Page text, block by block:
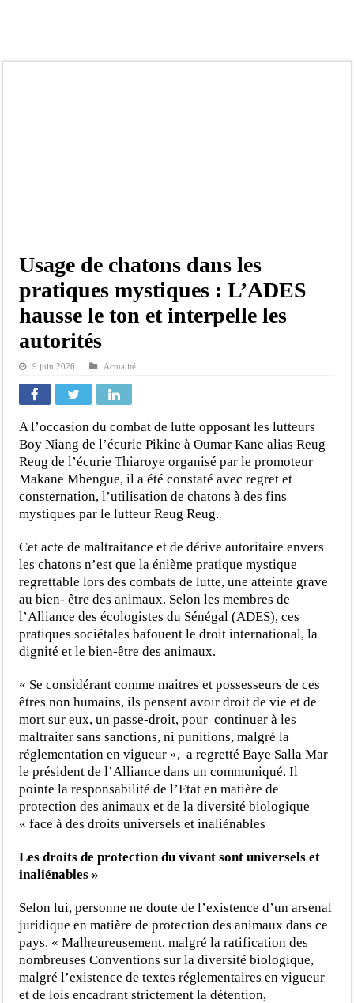
Usage de chatons dans les
pratiques mystiques : L’ADES
hausse le ton et interpelle les
autorités
9 juin 2026 Actualité
A l’occasion du combat de lutte opposant les lutteurs
Boy Niang de l’écurie Pikine à Oumar Kane alias Reug
Reug de l’écurie Thiaroye organisé par le promoteur
Makane Mbengue, il a été constaté avec regret et
consternation, l’utilisation de chatons à des fins
mystiques par le lutteur Reug Reug.
Cet acte de maltraitance et de dérive autoritaire envers
les chatons n’est que la énième pratique mystique
regrettable lors des combats de lutte, une atteinte grave
au bien- être des animaux. Selon les membres de
l’Alliance des écologistes du Sénégal (ADES), ces
pratiques sociétales bafouent le droit international, la
dignité et le bien-être des animaux.
« Se considérant comme maitres et possesseurs de ces
êtres non humains, ils pensent avoir droit de vie et de
mort sur eux, un passe-droit, pour continuer à les
maltraiter sans sanctions, ni punitions, malgré la
réglementation en vigueur », a regretté Baye Salla Mar
le président de l’Alliance dans un communiqué. Il
pointe la responsabilité de l’Etat en matière de
protection des animaux et de la diversité biologique
« face à des droits universels et inaliénables
Les droits de protection du vivant sont universels et
inaliénables »
Selon lui, personne ne doute de l’existence d’un arsenal
juridique en matière de protection des animaux dans ce
pays. « Malheureusement, malgré la ratification des
nombreuses Conventions sur la diversité biologique,
malgré l’existence de textes réglementaires en vigueur
et de lois encadrant strictement la détention,